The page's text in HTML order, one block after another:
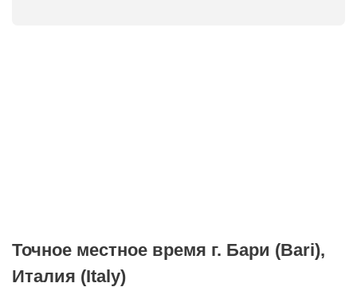
Точное местное время г. Бари (Bari),
Италия (Italy)